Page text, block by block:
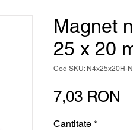
Magnet
25 x 20
Cod SKU: N4x25x20H-
7,03 RON
Cantitate *